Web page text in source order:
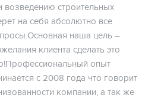
возведению строительных
на себя абсолютно все
наша цель –
клиента сделать это
опыт
с 2008 года что говорит
компании, а так же